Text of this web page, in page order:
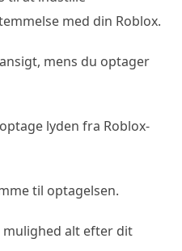
med din Roblox.
mens du optager
lyden fra Roblox-
til optagelsen.
alt efter dit